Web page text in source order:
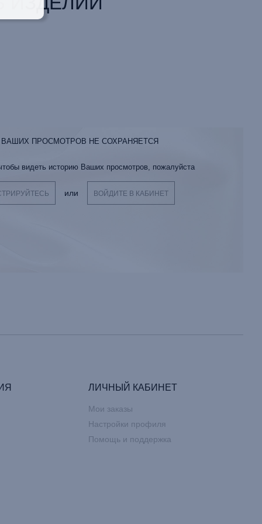
ВАШИХ ПРОСМОТРОВ НЕ СОХРАНЯЕТСЯ
видеть историю Ваших просмотров, пожалуйста
или ВОЙДИТЕ В КАБИНЕТ
ЛИЧНЫЙ КАБИНЕТ
Мои заказы
Настройки профиля
Помощь и поддержка